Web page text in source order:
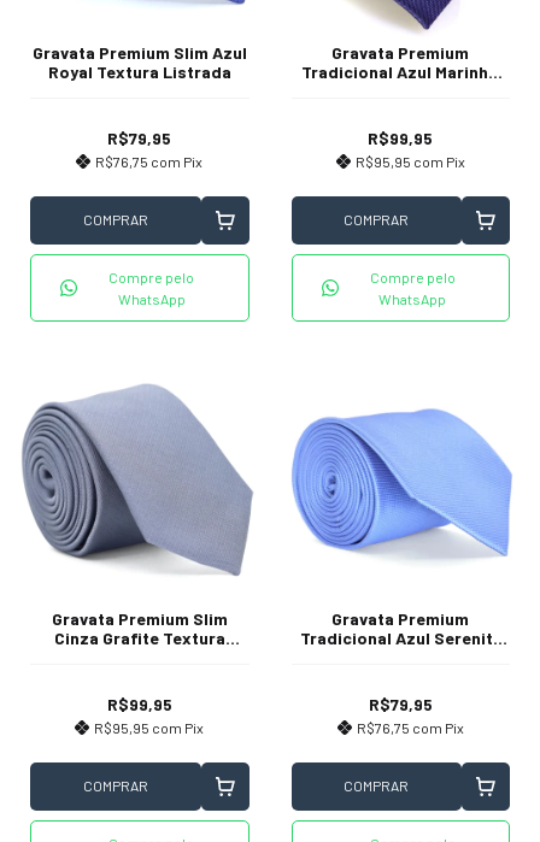
Gravata Premium Slim Azul
Royal Textura Listrada
R$79,95
R$76,75 com Pix
COMPRAR
Compre pelo
WhatsApp
Gravata Premium
Tradicional Azul Marinho
R$99,95
R$95,95 com Pix
COMPRAR
Compre pelo
WhatsApp
Gravata Premium Slim
Cinza Grafite Textura
R$99,95
R$95,95 com Pix
COMPRAR
Gravata Premium
Tradicional Azul Serenity
R$79,95
R$76,75 com Pix
COMPRAR